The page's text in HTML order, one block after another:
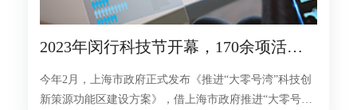
2023年闵行科技节开幕，170余项活动
今年2月，上海市政府正式发布《推进“大零号湾”科技创
新策源功能区建设方案》，借上海市政府推进“大零号